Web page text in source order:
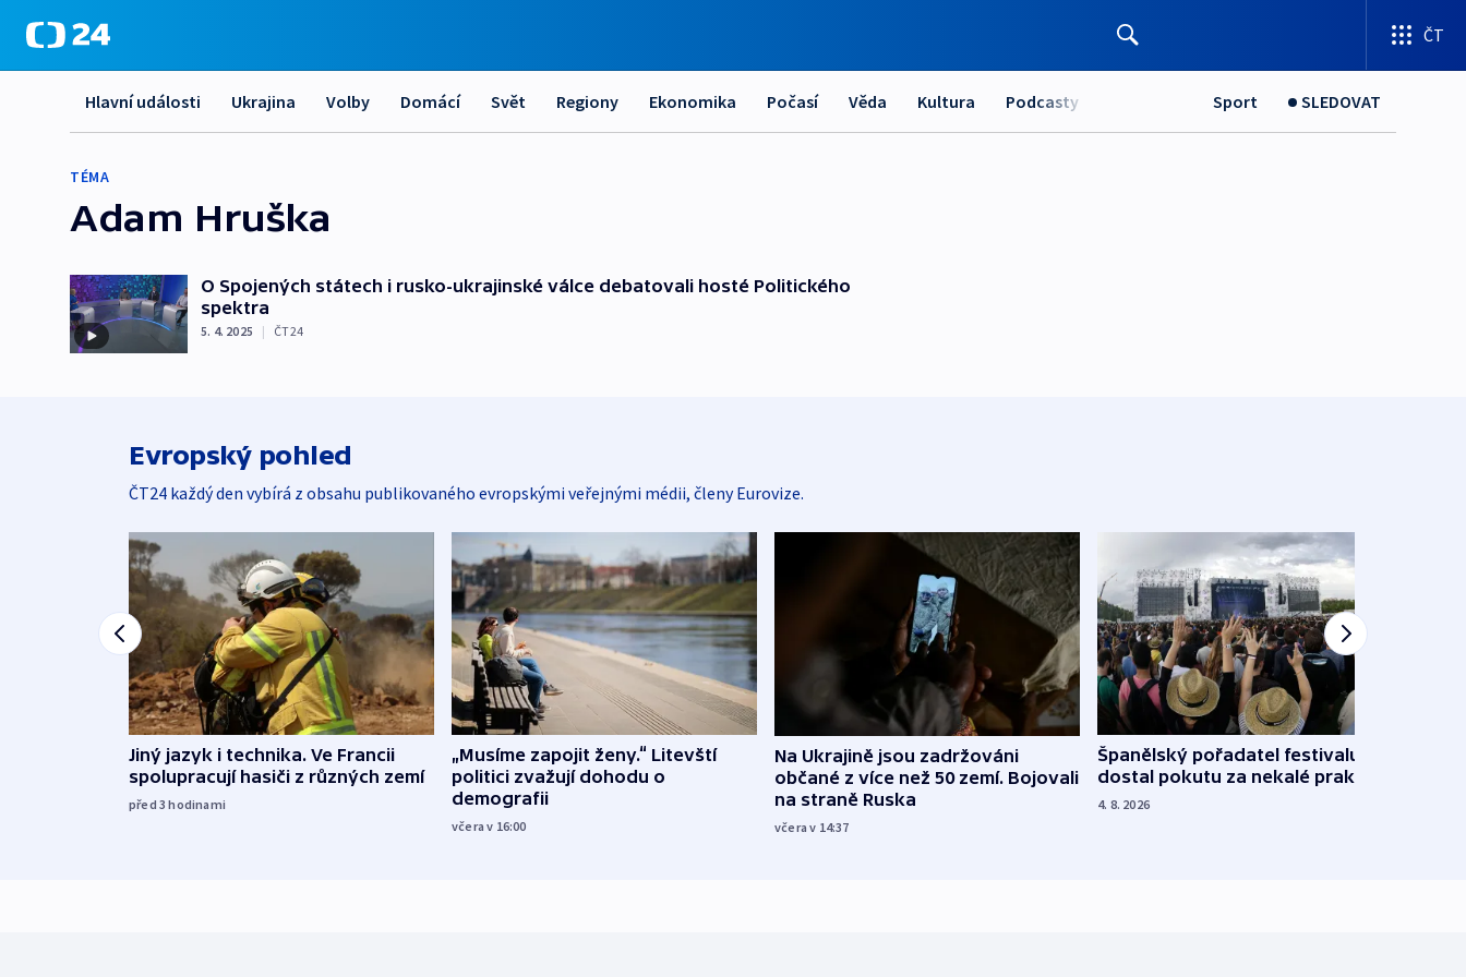
ČT
Hlavní události Ukrajina Volby Domácí Svět Regiony Ekonomika Počasí Věda Kultura Podcasty Sport SLEDOVAT
TÉMA
Adam Hruška
O Spojených státech i rusko-ukrajinské válce debatovali hosté Politického
spektra
5. 4. 2025 | ČT24
Evropský pohled
ČT24 každý den vybírá z obsahu publikovaného evropskými veřejnými médii, členy Eurovize.
Jiný jazyk i technika. Ve Francii
spolupracují hasiči z různých zemí
před 3hodinami
„Musíme zapojit ženy.“ Litevští
politici zvažují dohodu o
demografii
včera v 16:00
Na Ukrajině jsou zadržováni
občané z více než 50 zemí. Bojovali
na straně Ruska
včera v 14:37
Španělský pořadatel festivalu
dostal pokutu za nekalé praktiky
4. 8. 2026